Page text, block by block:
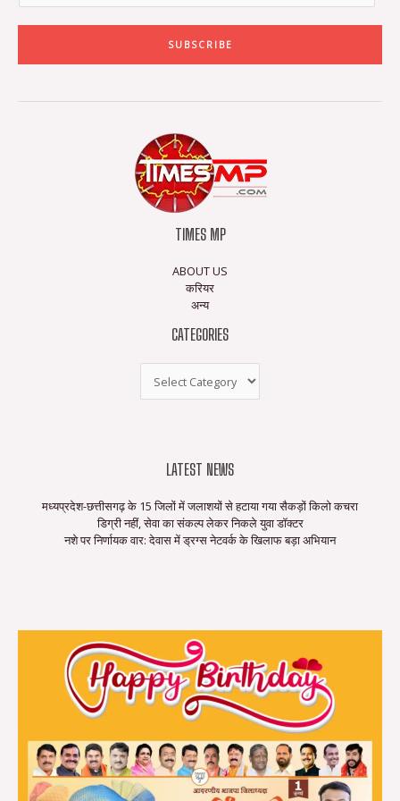
SUBSCRIBE
TIMES MP
ABOUT US
करियर
अन्य
CATEGORIES
LATEST NEWS
मध्यप्रदेश-छत्तीसगढ़ के 15 जिलों में जलाशयों से हटाया गया सैकड़ों किलो कचरा
डिग्री नहीं, सेवा का संकल्प लेकर निकले युवा डॉक्टर
नशे पर निर्णायक वार: देवास में ड्रग्स नेटवर्क के खिलाफ बड़ा अभियान